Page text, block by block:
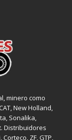
minero como
,New Holland,
, Sonalika,
. Distribuidores
Corteco, ZF,GTP,